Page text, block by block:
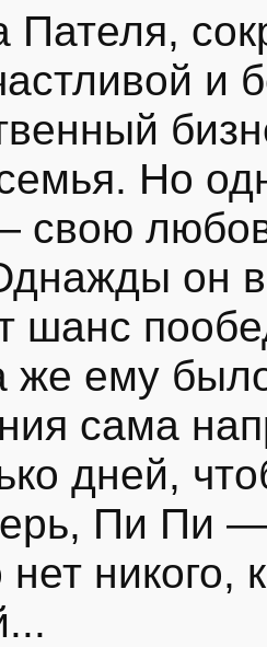
Пателя,
и
Но
свою
он
шанс
же ему
сама
дней,
Пи Пи —
нет